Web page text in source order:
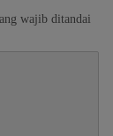
wajib ditandai